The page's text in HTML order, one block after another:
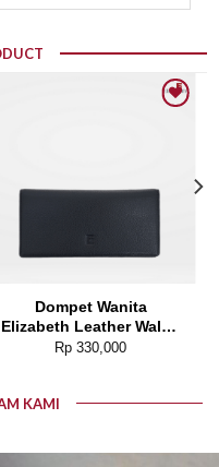
Dompet Wanita
Elizabeth Leather Wallet
0111-0309
Rp 330,000
KAMI